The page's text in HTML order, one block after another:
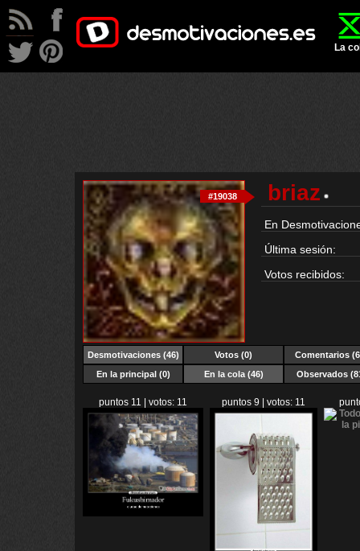
La
#19038 briaz
En
Última sesión:
Votos recibidos:
Desmotivaciones(46) Votos (0)
Comentarios
En la principal (0)
En la cola(46) Observados
puntos 11 | votos: 11 puntos 9 | votos: 11